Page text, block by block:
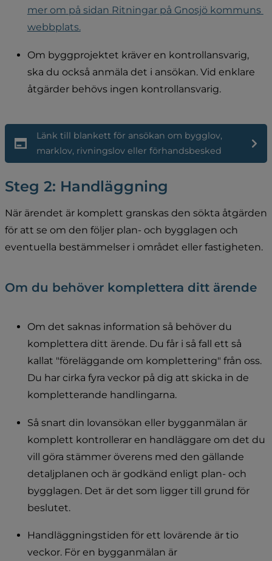
mer om på sidan Ritningar på Gnosjö kommuns
webbplats.
Om byggprojektet kräver en kontrollansvarig,
ska du också anmäla det i ansökan. Vid enklare
åtgärder behövs ingen kontrollansvarig.
Länk till blankett för ansökan om bygglov,
marklov, rivningslov eller förhandsbesked pdf, 369.7
Steg 2: Handläggning
När ärendet är komplett granskas den sökta åtgärden
för att se om den följer plan- och bygglagen och
eventuella bestämmelser i området eller fastigheten.
Om du behöver komplettera ditt ärende
Om det saknas information så behöver du
komplettera ditt ärende. Du får i så fall ett så
kallat "föreläggande om komplettering" från oss.
Du har cirka fyra veckor på dig att skicka in de
kompletterande handlingarna.
Så snart din lovansökan eller bygganmälan är
komplett kontrollerar en handläggare om det du
vill göra stämmer överens med den gällande
detaljplanen och är godkänd enligt plan- och
bygglagen. Det är det som ligger till grund för
beslutet.
Handläggningstiden för ett lovärende är tio
veckor. För en bygganmälan är